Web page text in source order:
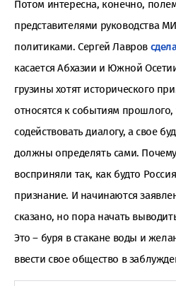
Потом интересна, конечно,
представителями руководства
политиками. Сергей Лавров
касается Абхазии и Южной
грузины хотят исторического
относятся к событиям прошлого,
содействовать диалогу, а свое
должны определять сами.
восприняли так, как будто
признание. И начинаются
сказано, но пора начать
Это – буря в стакане воды и
ввести свое общество в